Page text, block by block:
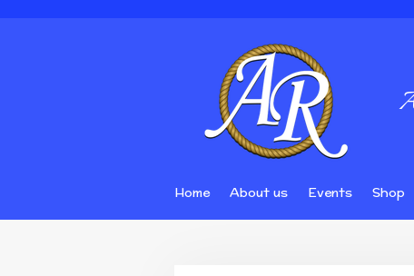
Skip
Home About us Events Shop